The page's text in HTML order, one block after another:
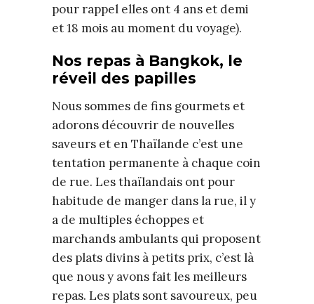
pour rappel elles ont 4 ans et demi
et 18 mois au moment du voyage).
Nos repas à Bangkok, le
réveil des papilles
Nous sommes de fins gourmets et
adorons découvrir de nouvelles
saveurs et en Thaïlande c’est une
tentation permanente à chaque coin
de rue. Les thaïlandais ont pour
habitude de manger dans la rue, il y
a de multiples échoppes et
marchands ambulants qui proposent
des plats divins à petits prix, c’est là
que nous y avons fait les meilleurs
repas. Les plats sont savoureux, peu